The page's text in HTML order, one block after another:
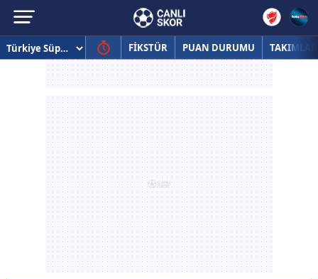
FİKSTÜR PUAN DURUMU TAKIMLAR